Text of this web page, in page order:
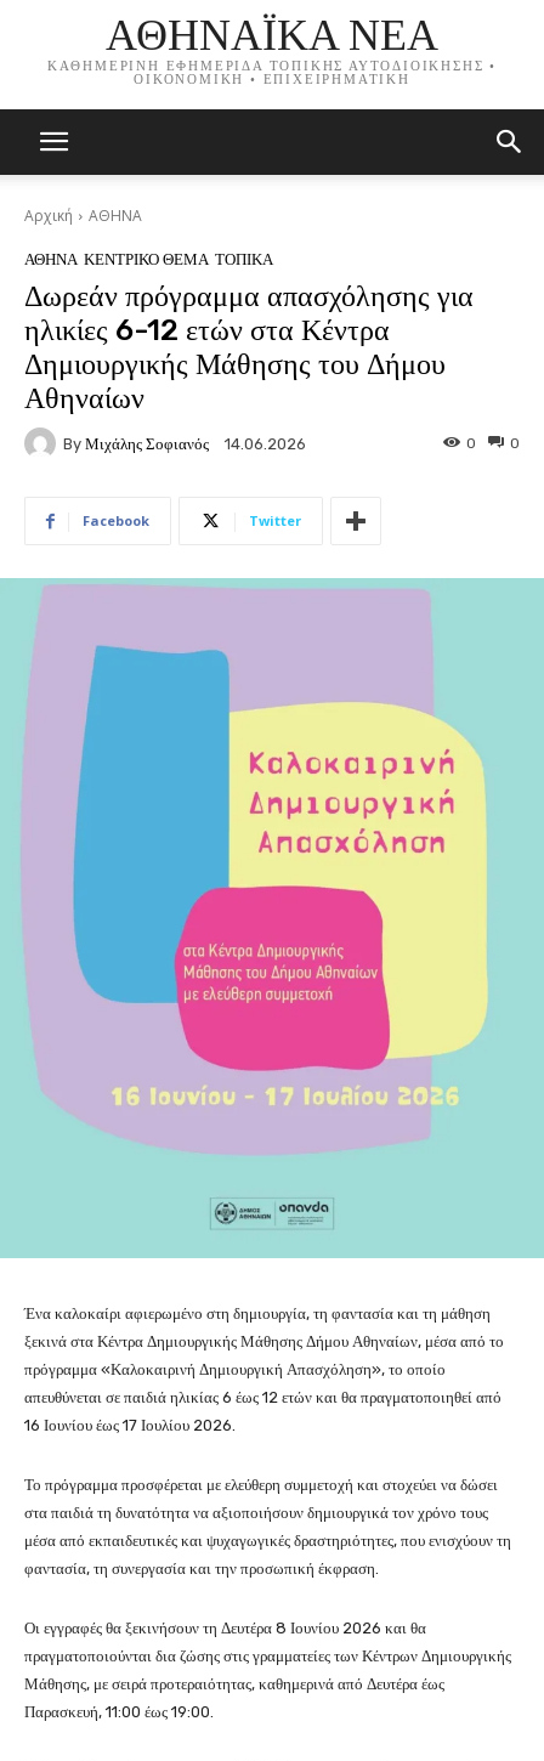
ΑΘΗΝΑΪΚΑ ΝΕΑ
ΚΑΘΗΜΕΡΙΝΗ ΕΦΗΜΕΡΙΔΑ ΤΟΠΙΚΗΣ ΑΥΤΟΔΙΟΙΚΗΣΗΣ •
ΟΙΚΟΝΟΜΙΚΗ • ΕΠΙΧΕΙΡΗΜΑΤΙΚΗ
Αρχική ΑΘΗΝΑ
ΑΘΗΝΑ ΚΕΝΤΡΙΚΟ ΘΕΜΑ ΤΟΠΙΚΑ
Δωρεάν πρόγραμμα απασχόλησης για
ηλικίες 6-12 ετών στα Κέντρα
Δημιουργικής Μάθησης του Δήμου
Αθηναίων
By Μιχάλης Σοφιανός 14.06.2026 0
0
Facebook Twitter
Ένα καλοκαίρι αφιερωμένο στη δημιουργία, τη φαντασία και τη μάθηση
ξεκινά στα Κέντρα Δημιουργικής Μάθησης Δήμου Αθηναίων, μέσα από το
πρόγραμμα «Καλοκαιρινή Δημιουργική Απασχόληση», το οποίο
απευθύνεται σε παιδιά ηλικίας 6 έως 12 ετών και θα πραγματοποιηθεί από
16 Ιουνίου έως 17 Ιουλίου 2026.
Το πρόγραμμα προσφέρεται με ελεύθερη συμμετοχή και στοχεύει να δώσει
στα παιδιά τη δυνατότητα να αξιοποιήσουν δημιουργικά τον χρόνο τους
μέσα από εκπαιδευτικές και ψυχαγωγικές δραστηριότητες, που ενισχύουν τη
φαντασία, τη συνεργασία και την προσωπική έκφραση.
Οι εγγραφές θα ξεκινήσουν τη Δευτέρα 8 Ιουνίου 2026 και θα
πραγματοποιούνται δια ζώσης στις γραμματείες των Κέντρων Δημιουργικής
Μάθησης, με σειρά προτεραιότητας, καθημερινά από Δευτέρα έως
Παρασκευή, 11:00 έως 19:00.